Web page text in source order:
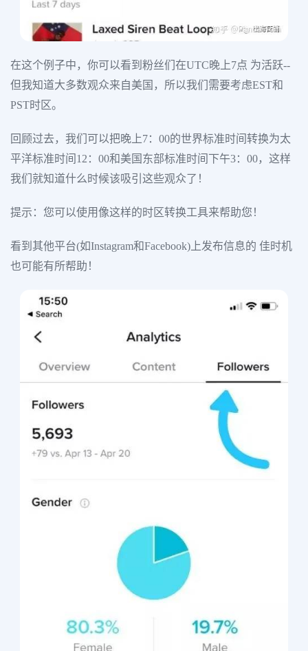
在这个例子中，你可以看到粉丝们在UTC晚上7点 为活跃--
但我知道大多数观众来自美国，所以我们需要考虑EST和
PST时区。
回顾过去，我们可以把晚上7：00的世界标准时间转换为太
平洋标准时间12：00和美国东部标准时间下午3：00，这样
我们就知道什么时候该吸引这些观众了！
提示：您可以使用像这样的时区转换工具来帮助您！
看到其他平台(如Instagram和Facebook)上发布信息的 佳时机
也可能有所帮助！